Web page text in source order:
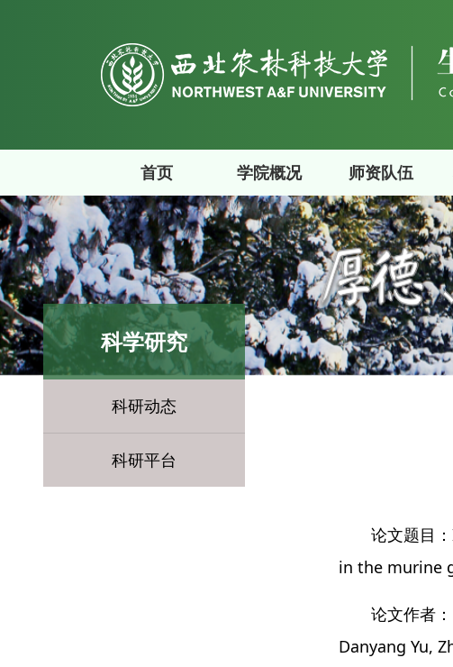
首页 学院概况 师资队伍
科学研究
科研动态
科研平台
论文题目
in the murine
论文作者
Danyang Yu,